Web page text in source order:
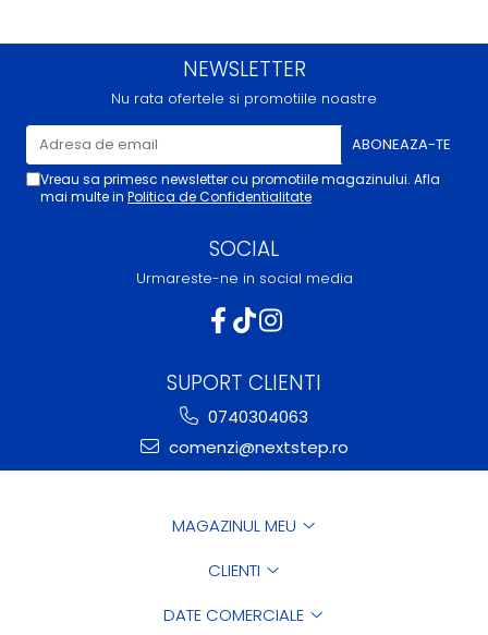
NEWSLETTER
Nu rata ofertele si promotiile noastre
Vreau sa primesc newsletter cu promotiile magazinului. Afla
mai multe in Politica de Confidentialitate
SOCIAL
Urmareste-ne in social media
SUPORT CLIENTI
0740304063
comenzi@nextstep.ro
MAGAZINUL MEU
CLIENTI
DATE COMERCIALE